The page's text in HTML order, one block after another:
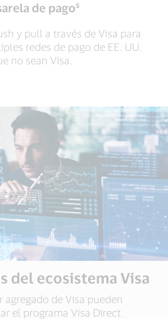
de pago⁵
y pull a través de Visa para
redes de pago de EE. UU.
no sean Visa.
del ecosistema Visa
agregado de Visa pueden
el programa Visa Direct